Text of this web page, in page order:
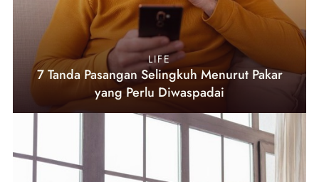
LIFE
7 Tanda Pasangan Selingkuh Menurut Pakar
yang Perlu Diwaspadai